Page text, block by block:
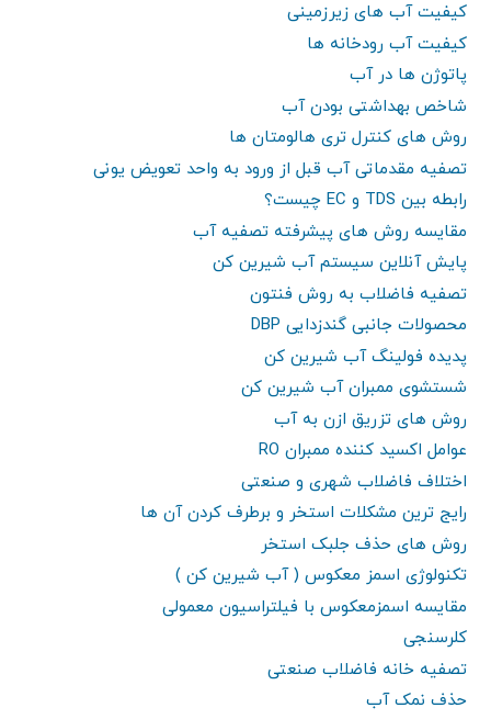
کیفیت آب های زیرزمینی
کیفیت آب رودخانه ها
پاتوژن ها در آب
شاخص بهداشتی بودن آب
روش های کنترل تری هالومتان ها
تصفیه مقدماتی آب قبل از ورود به واحد تعویض یونی
رابطه بین TDS و EC چیست؟
مقایسه روش های پیشرفته تصفیه آب
پایش آنلاین سیستم آب شیرین کن
تصفیه فاضلاب به روش فنتون
محصولات جانبی گندزدایی DBP
پدیده فولینگ آب شیرین کن
شستشوی ممبران آب شیرین کن
روش های تزریق ازن به آب
عوامل اکسید کننده ممبران RO
اختلاف فاضلاب شهری و صنعتی
رایج ترین مشکلات استخر و برطرف کردن آن ها
روش های حذف جلبک استخر
تکنولوژی اسمز معکوس ( آب شیرین کن )
مقایسه اسمزمعکوس با فیلتراسیون معمولی
کلرسنجی
تصفیه خانه فاضلاب صنعتی
حذف نمک آب